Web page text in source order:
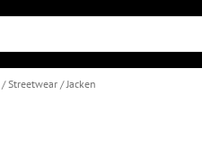
Streetwear Jacken